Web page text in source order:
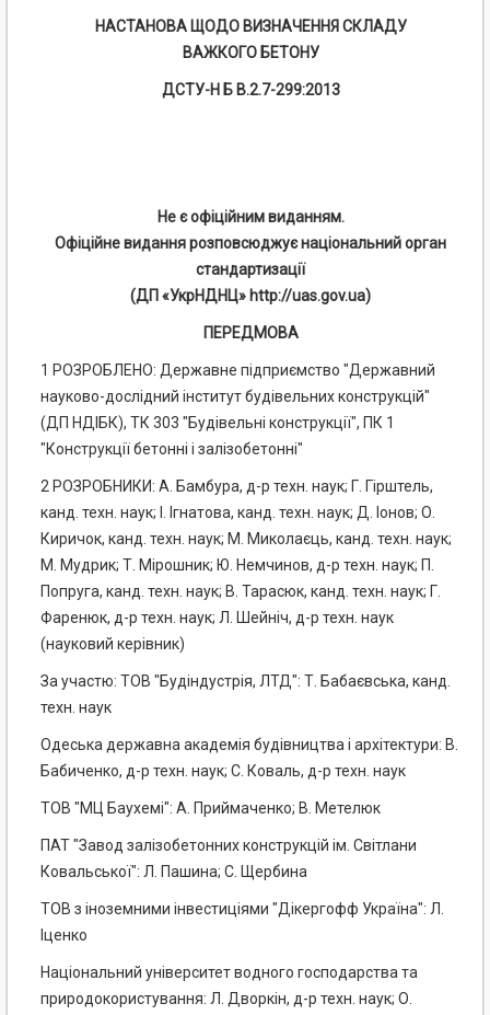
НАСТАНОВА ЩОДО ВИЗНАЧЕННЯ СКЛАДУ
ВАЖКОГО БЕТОНУ
ДСТУ-Н Б В.2.7-299:2013
Не є офіційним виданням.
Офіційне видання розповсюджує національний орган
стандартизації
(ДП «УкрНДНЦ» http://uas.gov.ua)
ПЕРЕДМОВА
1 РОЗРОБЛЕНО: Державне підприємство "Державний
науково-дослідний інститут будівельних конструкцій"
(ДП НДІБК), ТК 303 "Будівельні конструкції", ПК 1
"Конструкції бетонні і залізобетонні"
2 РОЗРОБНИКИ: А. Бамбура, д-р техн. наук; Г. Гірштель,
канд. техн. наук; І. Ігнатова, канд. техн. наук; Д. Іонов; О.
Киричок, канд. техн. наук; М. Миколаєць, канд. техн. наук;
М. Мудрик; Т. Мірошник; Ю. Немчинов, д-р техн. наук; П.
Попруга, канд. техн. наук; В. Тарасюк, канд. техн. наук; Г.
Фаренюк, д-р техн. наук; Л. Шейніч, д-р техн. наук
(науковий керівник)
За участю: TOB "Будіндустрія, ЛТД": Т. Бабаєвська, канд.
техн. наук
Одеська державна академія будівництва і архітектури: В.
Бабиченко, д-р техн. наук; С. Коваль, д-р техн. наук
ТОВ "МЦ Баухемі": А. Приймаченко; В. Метелюк
ПАТ "Завод залізобетонних конструкцій ім. Світлани
Ковальської": Л. Пашина; С. Щербина
TOB з іноземними інвестиціями "Дікергофф Україна": Л.
Іценко
Національний університет водного господарства та
природокористування: Л. Дворкін, д-р техн. наук; О.